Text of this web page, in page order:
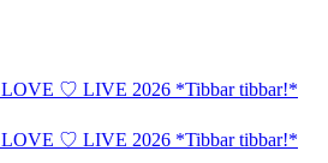
♡ LIVE 2026 *Tibbar tibbar!*
♡ LIVE 2026 *Tibbar tibbar!*